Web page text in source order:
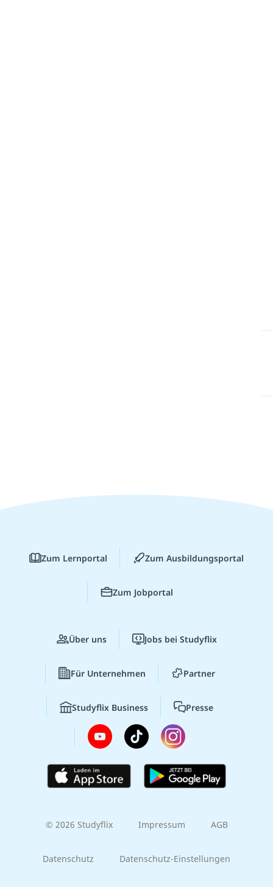
Zum Lernportal Zum Ausbildungsportal
Zum Jobportal
Über uns Jobs bei Studyflix
Für Unternehmen Partner
Studyflix Business Presse
© 2026 Studyflix Impressum AGB
Datenschutz Datenschutz-Einstellungen